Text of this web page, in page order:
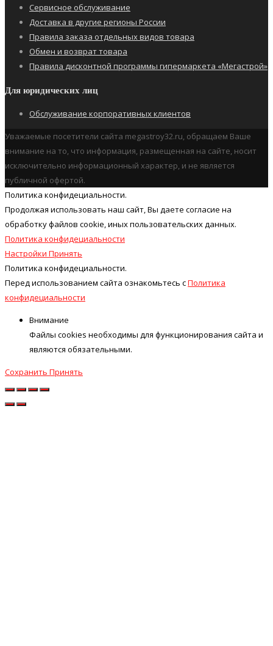
Сервисное обслуживание
Доставка в другие регионы России
Правила заказа отдельных видов товара
Обмен и возврат товара
Правила дисконтной программы гипермаркета «Мегастрой»
Для юридических лиц
Обслуживание корпоративных клиентов
Уважаемые посетители сайта megastroy32.ru, обращаем Ваше
внимание на то, что информация, размещенная на сайте, носит
исключительно информационный характер, и не является
публичной офертой.
Политика конфидециальности.
Продолжая использовать наш cайт, Вы даете согласие на
обработку файлов cookie, иных пользовательских данных.
Политика конфидециальности
Настройки Принять
Политика конфидециальности.
Перед использованием сайта ознакомьтесь сПолитика
конфидециальности
Внимание
Файлы cookies необходимы для функционирования сайта и
являются обязательными.
Сохранить Принять